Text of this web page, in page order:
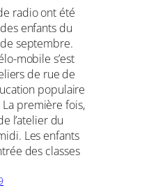
radio ont été
enfants du
septembre.
mobile s’est
de rue de
populaire
première fois,
l’atelier du
Les enfants
des classes